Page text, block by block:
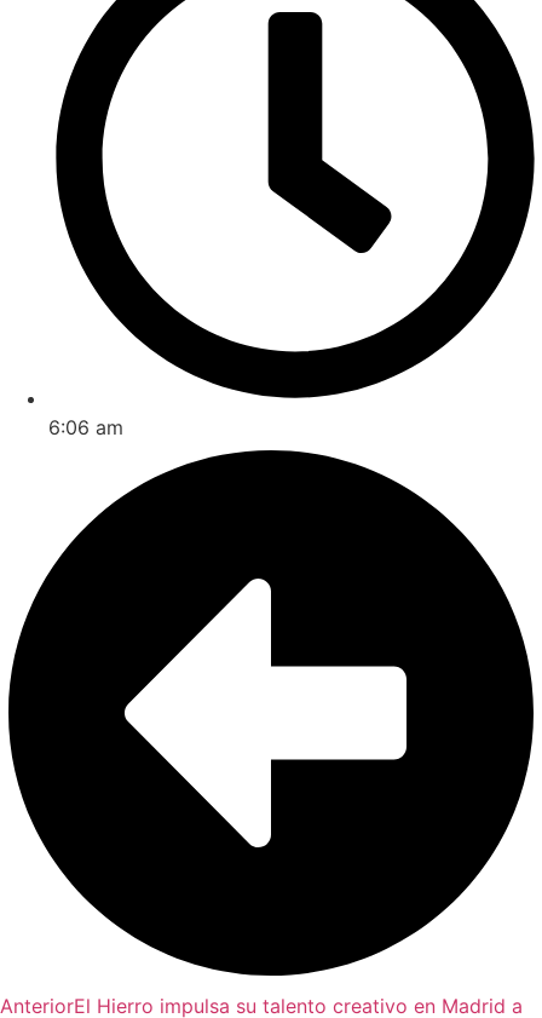
6:06 am
AnteriorEl Hierro impulsa su talento creativo en Madrid a